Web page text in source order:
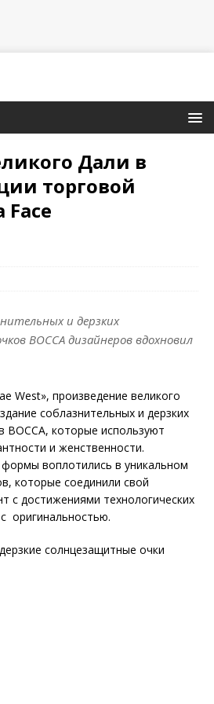
Дали в
торговой
Face
и дерзких
BOCCA дизайнеров вдохновил
West», произведение великого
соблазнительных и дерзких
BOCCA, которые используют
и женственности.
воплотились в уникальном
которые соединили свой
с достижениями технологических
оригинальностью.